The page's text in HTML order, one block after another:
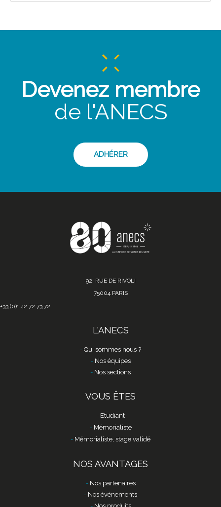
Devenez membre
de l'ANECS
ADHÉRER
92, RUE DE RIVOLI
75004 PARIS
+33 (0)1 42 72 73 72
L'ANECS
Qui sommes nous ?
Nos équipes
Nos sections
VOUS ÊTES
Etudiant
Mémorialiste
Mémorialiste, stage validé
NOS AVANTAGES
Nos partenaires
Nos événements